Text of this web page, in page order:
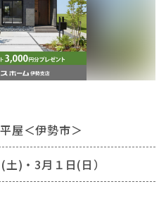
屋＜伊勢市＞
)・3月１日(日）